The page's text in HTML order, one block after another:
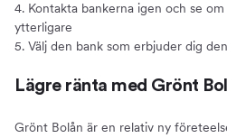
4. Kontakta bankerna igen och se
ytterligare
5. Välj den bank som erbjuder dig
Lägre ränta med Grönt
Grönt Bolån är en relativ ny